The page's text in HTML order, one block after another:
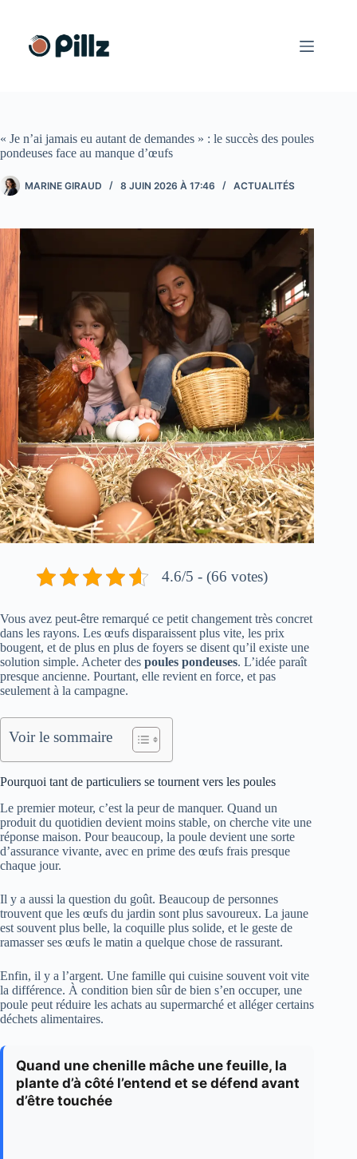
contenu
« Je n’ai jamais eu autant de demandes » : le succès des poules
pondeuses face au manque d’œufs
MARINE GIRAUD 8 JUIN 2026 À 17:46 ACTUALITÉS
4.6/5 - (66 votes)
Vous avez peut-être remarqué ce petit changement très concret
dans les rayons. Les œufs disparaissent plus vite, les prix
bougent, et de plus en plus de foyers se disent qu’il existe une
solution simple. Acheter des poules pondeuses. L’idée paraît
presque ancienne. Pourtant, elle revient en force, et pas
seulement à la campagne.
Voir le sommaire
Pourquoi tant de particuliers se tournent vers les poules
Le premier moteur, c’est la peur de manquer. Quand un
produit du quotidien devient moins stable, on cherche vite une
réponse maison. Pour beaucoup, la poule devient une sorte
d’assurance vivante, avec en prime des œufs frais presque
chaque jour.
Il y a aussi la question du goût. Beaucoup de personnes
trouvent que les œufs du jardin sont plus savoureux. La jaune
est souvent plus belle, la coquille plus solide, et le geste de
ramasser ses œufs le matin a quelque chose de rassurant.
Enfin, il y a l’argent. Une famille qui cuisine souvent voit vite
la différence. À condition bien sûr de bien s’en occuper, une
poule peut réduire les achats au supermarché et alléger certains
déchets alimentaires.
Quand une chenille mâche une feuille, la
plante d’à côté l’entend et se défend avant
d’être touchée